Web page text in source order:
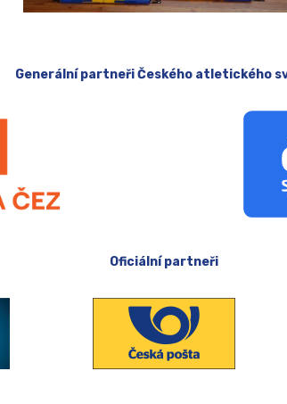
Generální partneři Českého atletického
Oficiální partneři